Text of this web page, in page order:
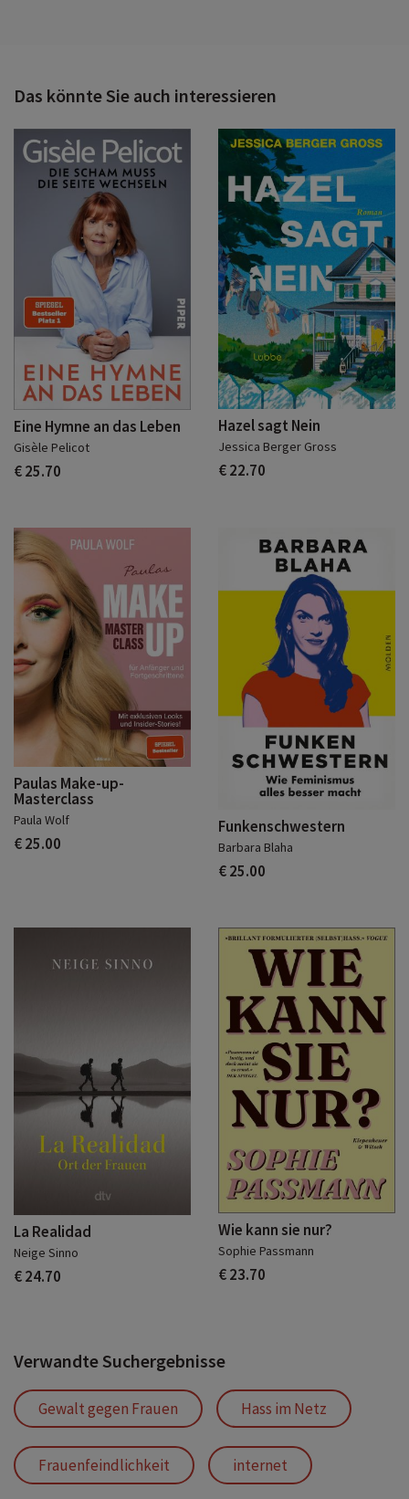
Das könnte Sie auch interessieren
Eine Hymne an das Leben
Gisèle Pelicot
€ 25.70
Hazel sagt Nein
Jessica Berger Gross
€ 22.70
Paulas Make-up-
Masterclass
Paula Wolf
€ 25.00
Funkenschwestern
Barbara Blaha
€ 25.00
La Realidad
Neige Sinno
€ 24.70
Wie kann sie nur?
Sophie Passmann
€ 23.70
Verwandte Suchergebnisse
Gewalt gegen Frauen Hass im Netz
Frauenfeindlichkeit internet